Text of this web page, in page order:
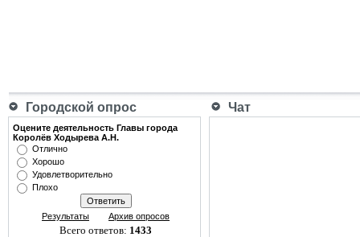
Городской опрос Чат
Оцените деятельность Главы города
Королёв Ходырева А.Н.
Отлично
Хорошо
Удовлетворительно
Плохо
Результаты Архив опросов
Всего ответов: 1433